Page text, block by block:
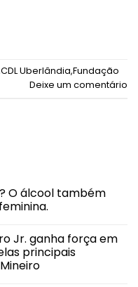
O álcool também
Jr. ganha força em
principais
CDL Uberlândia,Fundação
Deixe um comentário